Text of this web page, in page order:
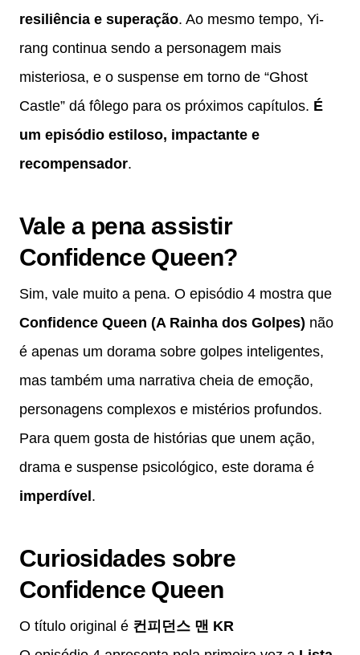
resiliência e superação. Ao mesmo tempo, Yi-
rang continua sendo a personagem mais
misteriosa, e o suspense em torno de “Ghost
Castle” dá fôlego para os próximos capítulos. É
um episódio estiloso, impactante e
recompensador.
Vale a pena assistir
Confidence Queen?
Sim, vale muito a pena. O episódio 4 mostra que
Confidence Queen (A Rainha dos Golpes) não
é apenas um dorama sobre golpes inteligentes,
mas também uma narrativa cheia de emoção,
personagens complexos e mistérios profundos.
Para quem gosta de histórias que unem ação,
drama e suspense psicológico, este dorama é
imperdível .
Curiosidades sobre
Confidence Queen
O título original é 컨피던스 맨 KR